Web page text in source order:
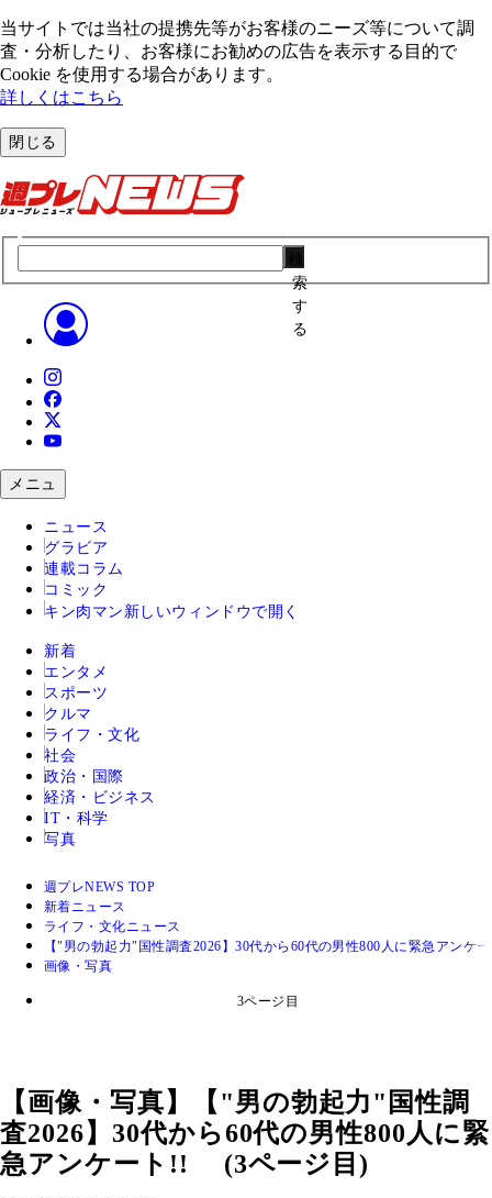
当サイトでは当社の提携先等がお客様のニーズ等について調
査・分析したり、お客様にお勧めの広告を表⽰する⽬的で
Cookie を使⽤する場合があります。
詳しくはこちら
閉じる
索
す
る
メニュ
ニュース
グラビア
連載コラム
コミック
キン肉マン 新しいウィンドウで開く
新着
エンタメ
スポーツ
クルマ
ライフ・文化
社会
政治・国際
経済・ビジネス
IT・科学
写真
週プレNEWS TOP
新着ニュース
ライフ・文化ニュース
【"男の勃起力"国性調査2026】30代から60代の男性800人に緊急アン
画像・写真
3ページ目
【画像・写真】【"男の勃起力"国性調
査2026】30代から60代の男性800人に緊
急アンケート!! (3ページ目)